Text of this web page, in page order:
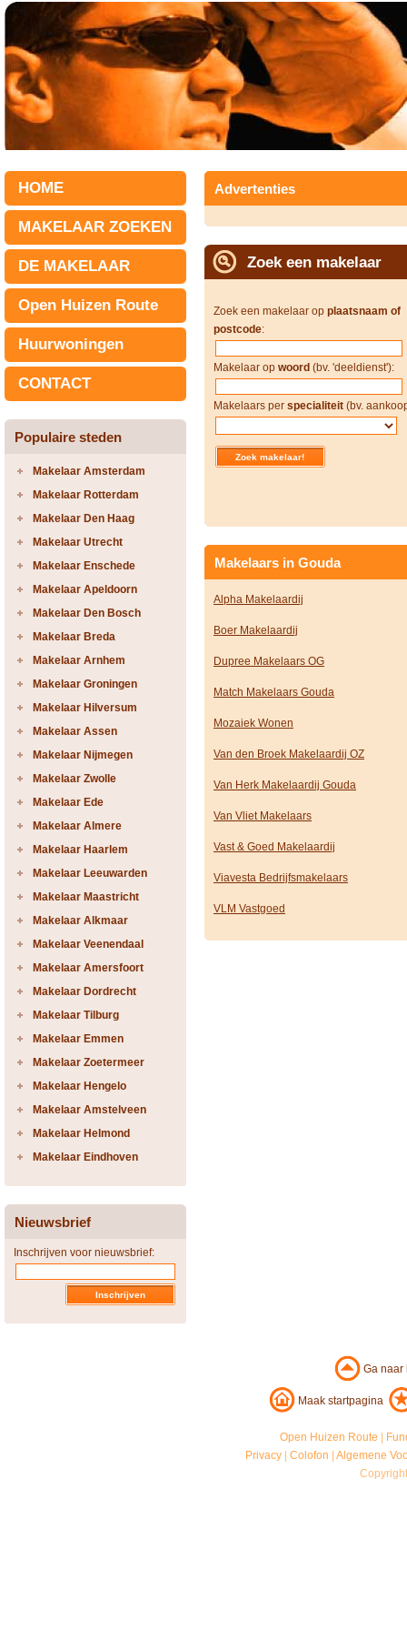
HOME
MAKELAAR ZOEKEN
DE MAKELAAR
Open Huizen Route
Huurwoningen
CONTACT
Populaire steden
Makelaar Amsterdam
Makelaar Rotterdam
Makelaar Den Haag
Makelaar Utrecht
Makelaar Enschede
Makelaar Apeldoorn
Makelaar Den Bosch
Makelaar Breda
Makelaar Arnhem
Makelaar Groningen
Makelaar Hilversum
Makelaar Assen
Makelaar Nijmegen
Makelaar Zwolle
Makelaar Ede
Makelaar Almere
Makelaar Haarlem
Makelaar Leeuwarden
Makelaar Maastricht
Makelaar Alkmaar
Makelaar Veenendaal
Makelaar Amersfoort
Makelaar Dordrecht
Makelaar Tilburg
Makelaar Emmen
Makelaar Zoetermeer
Makelaar Hengelo
Makelaar Amstelveen
Makelaar Helmond
Makelaar Eindhoven
Nieuwsbrief
Inschrijven voor nieuwsbrief:
Advertenties
Zoek een makelaar
Zoek een makelaar op plaatsnaam of
postcode:
Makelaar op woord (bv. 'deeldienst'):
Makelaars per specialiteit (bv.
Makelaars in Gouda
Alpha Makelaardij
Boer Makelaardij
Dupree Makelaars OG
Match Makelaars Gouda
Mozaiek Wonen
Van den Broek Makelaardij OZ
Van Herk Makelaardij Gouda
Van Vliet Makelaars
Vast & Goed Makelaardij
Viavesta Bedrijfsmakelaars
VLM Vastgoed
Ga
Maak startpagina
Open Huizen Route
Privacy |Colofon |Algemene